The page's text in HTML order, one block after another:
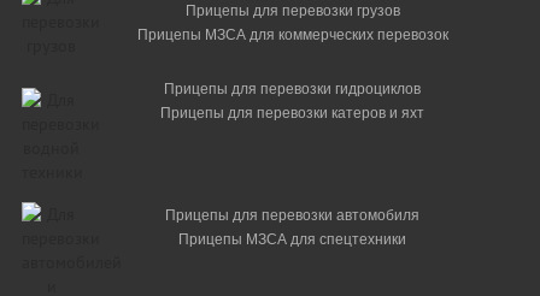
Прицепы для перевозки грузов
Прицепы МЗСА для коммерческих перевозок
Прицепы для перевозки гидроциклов
Прицепы для перевозки катеров и яхт
Прицепы для перевозки автомобиля
Прицепы МЗСА для спецтехники